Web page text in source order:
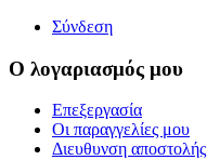
Σύνδεση
Ο λογαριασμός μου
Επεξεργασία
Οι παραγγελίες μου
Διευθυνση αποστολής